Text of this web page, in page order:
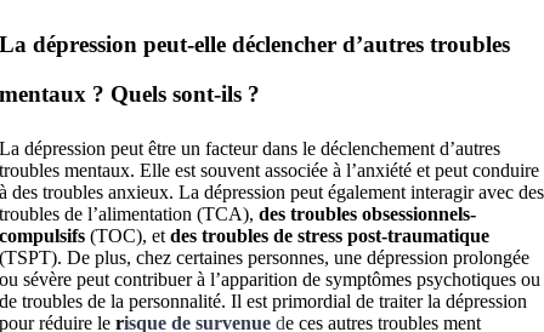
La dépression peut-elle déclencher d’autres troubles
mentaux ? Quels sont-ils ?
La dépression peut être un facteur dans le déclenchement d’autres
troubles mentaux. Elle est souvent associée à l’anxiété et peut conduire
à des troubles anxieux. La dépression peut également interagir avec des
troubles de l’alimentation (TCA), des troubles obsessionnels-
compulsifs(TOC), etdes troubles de stress post-traumatique
(TSPT). De plus, chez certaines personnes, une dépression prolongée
ou sévère peut contribuer à l’apparition de symptômes psychotiques ou
de troubles de la personnalité. Il est primordial de traiter la dépression
pour réduire lerisque de survenue de ces autres troubles ment